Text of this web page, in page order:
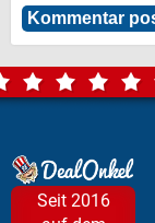
Seit 2016